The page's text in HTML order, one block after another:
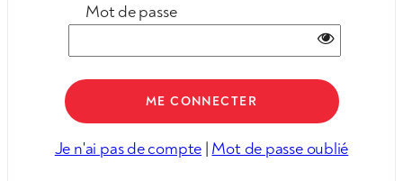
Mot de passe
Je n'ai pas de compte | Mot de passe oublié